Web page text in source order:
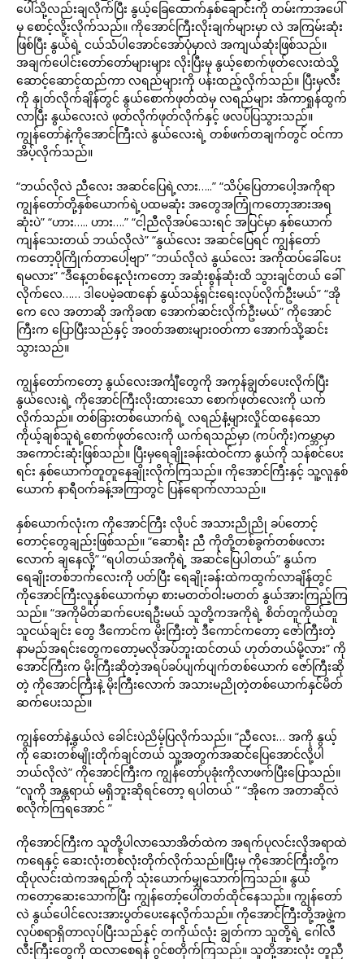
ပေါ်သို့လည်းချလိုက်ပြီး နွယ့်ခြေထောက်နှစ်ချောင်းကို တမ်းကာအပေါ်
မှ စောင့်လို့းလိုက်သည်။ ကိုအောင်ကြီးလိုးချက်များမှာ လဲ အကြမ်းဆုံး
ဖြစ်ပြီး နွယ်ရဲ့ ငယ်သံပါအောင်အော်ပုံမှာလဲ အကျယ်ဆုံးဖြစ်သည်။
အချက်ပေါင်းတော်တော်များများ လိုးပြီးမှ နွယ့်စောက်ဖုတ်လေးထဲသို့
ဆောင့်ဆောင့်ထည်ကာ လရည်များကို ပန်းထည့်လိုက်သည်။ ပြီးမှလီး
ကို နှုတ်လိုက်ချိန်တွင် နွယ်စောက်ဖုတ်ထဲမှ လရည်များ အံကာရှုန်ထွက်
လာပြီး နွယ်လေးလဲ ဖုတ်လိုက်ဖုတ်လိုက်နှင့် ဖလပ်ပြသွားသည်။
ကျွန်တော်နဲ့ကိုအောင်ကြီးလဲ နွယ်လေးရဲ့ တစ်ဖက်တချက်တွင် ဝင်ကာ
အိပ့်လိုက်သည်။
“ဘယ်လိုလဲ ညီလေး အဆင်ပြေရဲ့လား…..” “သိပ့်ပြေတာပေါ့အကိုရာ
ကျွန်တော်တို့နှစ်ယောက်ရဲ့ပထမဆုံး အတွေအကြုံကတော့အားအရ
ဆုံးပဲ” “ဟား….. ဟား….” “ငါ့ညီလိုအပ်သေးရင် အပြင်မှာ နှစ်ယောက်
ကျန်သေးတယ် ဘယ်လိုလဲ” “နွယ်လေး အဆင်ပြေရင် ကျွန်တော်
ကတော့ပိုကြိုက်တာပေါ့ဗျာ” “ဘယ်လိုလဲ နွယ်လေး အကိုထပ်ခေါ်ပေး
ရမလား” “ဒီနေ့တစ်နေ့လုံးကတော့ အဆုံးစွန်ဆုံးထိ သွားချင်တယ် ခေါ်
လိုက်လေ…… ဒါပေမဲ့ခဏနော် နွယ်သန့်ရှင်းရေးလုပ်လိုက်ဦးမယ်” “အို
ကေ လေ အတာဆို အကိုခဏ အောက်ဆင်းလိုက်ဦးမယ်” ကိုအောင်
ကြီးက ပြောပြီးသည်နှင့် အဝတ်အစားများဝတ်ကာ အောက်သို့ဆင်း
သွားသည်။
ကျွန်တော်ကတော့ နွယ်လေးအင်္ကျီတွေကို အကုန်ချွတ်ပေးလိုက်ပြီး
နွယ်လေးရဲ့ ကိုအောင်ကြီးလိုးထားသော စောက်ဖုတ်လေးကို ယက်
လိုက်သည်။ တစ်ခြားတစ်ယောက်ရဲ့ လရည်နံ့များလှိုင်ထနေသော
ကိုယ့်ချစ်သူရဲ့စောက်ဖုတ်လေးကို ယက်ရသည်မှာ (ကပ်ကိုး)ကမ္ဘာမှာ
အကောင်းဆုံးဖြစ်သည်။ ပြီးမှရေချိုးခန်းထဲဝင်ကာ နွယ်ကို သန်စင်ပေး
ရင်း နှစ်ယောက်တူတူနေချိုးလိုက်ကြသည်။ ကိုအောင်ကြီးနှင့် သူ့လူနှစ်
ယောက် နာရီဝက်ခန့်အကြာတွင် ပြန်ရောက်လာသည်။
နှစ်ယောက်လုံးက ကိုအောင်ကြီး လိုပင် အသားညိုညို ခပ်တောင့်
တောင့်တွေချည်းဖြစ်သည်။ “ဆောရီး ညီ ကိုတို့တစ်ခွက်တစ်ဖလား
လောက် ချနေလို့” “ရပါတယ်အကိုရဲ့ အဆင်ပြေပါတယ်” နွယ်က
ရေချိုးတစ်ဘက်လေးကို ပတ်ပြီး ရေချိုးခန်းထဲကထွက်လာချိန်တွင်
ကိုအောင်ကြီးလူနှစ်ယောက်မှာ စားမတတ်ဝါးမတတ် နွယ်အားကြည့်ကြ
သည်။ “အကိုမိတ်ဆက်ပေးရဦးမယ် သူတို့ကအကိုရဲ့ စိတ်တူကိုယ်တူ
သူငယ်ချင်း တွေ ဒီကောင်က မိုးကြီးတဲ့ ဒီကောင်ကတော့ ဇော်ကြီးတဲ့
နာမည်အရင်းတွေကတော့မလိုအပ်ဘူးထင်တယ် ဟုတ်တယ်မို့လား” ကို
အောင်ကြီးက မိုးကြီးဆိုတဲ့အရပ်ခပ်ပျက်ပျက်တစ်ယောက် ဇော်ကြီးဆို
တဲ့ ကိုအောင်ကြီးနဲ့ မိုးကြီးလောက် အသားမညိုတဲ့တစ်ယောက်နှင်မိတ်
ဆက်ပေးသည်။
ကျွန်တော်နဲ့နွယ်လဲ ခေါင်းပဲညိမ့်ပြလိုက်သည်။ “ညီလေး… အကို နွယ့်
ကို ဆေးတစ်မျိုးတိုက်ချင်တယ် သူ့အတွက်အဆင်ပြေအောင်လို့ပါ
ဘယ်လိုလဲ” ကိုအောင်ကြီးက ကျွန်တော်ပုခုံးကိုလာဖက်ပြီးပြောသည်။
“လူကို အန္တရာယ် မရှိဘူးဆိုရင်တော့ ရပါတယ် ” “အိုကေ အတာဆိုလဲ
စလိုက်ကြရအောင် ”
ကိုအောင်ကြီးက သူတို့ပါလာသောအိတ်ထဲက အရက်ပုလင်းလိုအရာထဲ
ကရေနှင့် ဆေးလုံးတစ်လုံးတိုက်လိုက်သည်။ပြီးမှ ကိုအောင်ကြီးတို့က
ထိုပုလင်းထဲကအရည်ကို သုံးယောက်မျှသောက်ကြသည်။ နွယ်
ကတော့ဆေးသောက်ပြီး ကျွန်တော့်ပေါ်တတ်ထိုင်နေသည်။ ကျွန်တော်
လဲ နွယ်ပေါင်လေးအားပွတ်ပေးနေလိုက်သည်။ ကိုအောင်ကြီးတို့အဖွဲ့က
လုပ်စရာရှိတာလုပ်ပြီးသည်နှင့် တကိုယ်လုံး ချွတ်ကာ သူတို့ရဲ့ ဂေါ်လီ
လီးကြီးတွေကို ထလာစေရန် ဂွင်စတိုက်ကြသည်။ သူတို့အားလုံး တူညီ